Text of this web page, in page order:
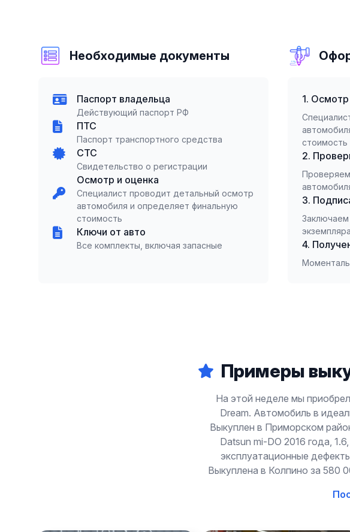
Необходимые документы
Паспорт владельца
Действующий паспорт РФ
ПТС
Паспорт транспортного средства
СТС
Свидетельство о регистрации
Осмотр и оценка
Специалист проводит детальный осмотр
автомобиля и определяет финальную
стоимость
Ключи от авто
Все комплекты, включая запасные
1.
стоимость
2.
3.
4.
Примеры
На этой неделе мы
Dream. Автомобиль в
Выкуплен в Приморском
Datsun mi-DO 2016 года,
эксплуатационные
Выкуплена в Колпино за 580